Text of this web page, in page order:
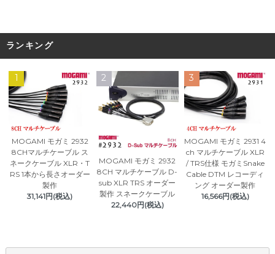
ランキング
1
MOGAMI モガミ 2932
8CHマルチケーブル ス
ネークケーブル XLR・T
RS 1本から長さオーダー
製作
31,141円(税込)
2
MOGAMI モガミ 2932
8CH マルチケーブル D-
sub XLR TRS オーダー
製作 スネークケーブル
22,440円(税込)
3
MOGAMI モガミ 2931 4
ch マルチケーブル XLR
/ TRS仕様 モガミSnake
Cable DTM レコーディ
ング オーダー製作
16,566円(税込)